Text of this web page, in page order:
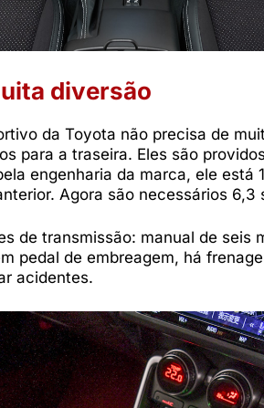
diversão
da Toyota não precisa de
para a traseira. Eles são
engenharia da marca, ele está
Agora são necessários 6,3
de transmissão: manual de seis
pedal de embreagem, há
acidentes.